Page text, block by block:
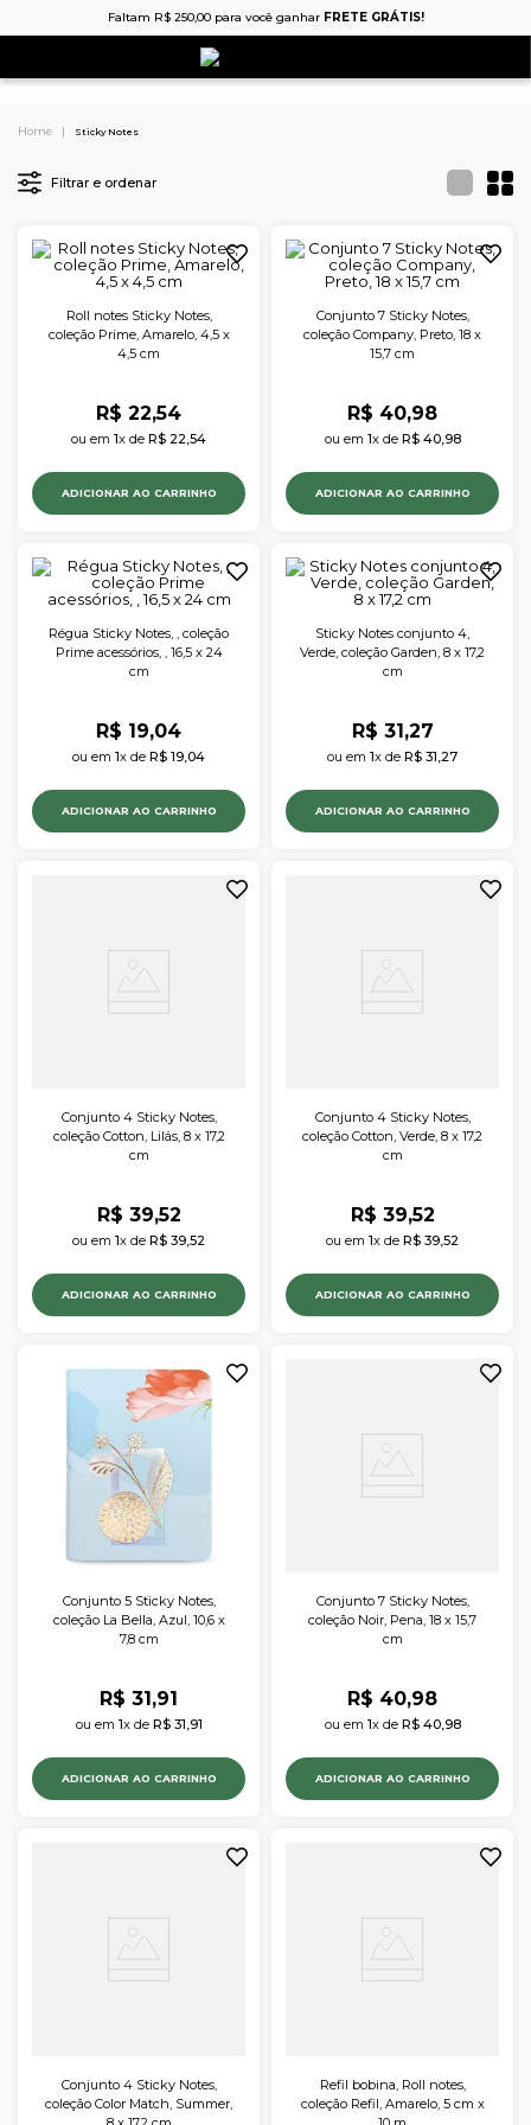
Faltam R$ 250,00para você ganhar FRETE GRÁTIS!
Sticky Notes
Filtrar e ordenar
Roll notes Sticky Notes,
coleção Prime, Amarelo, 4,5 x
4,5 cm
R$ 22,54
ou em 1x de R$ 22,54
ADICIONAR AO CARRINHO
Conjunto 7 Sticky Notes,
coleção Company, Preto, 18 x
15,7 cm
R$ 40,98
ou em 1x de R$ 40,98
ADICIONAR AO CARRINHO
Régua Sticky Notes, , coleção
Prime acessórios, , 16,5 x 24
cm
R$ 19,04
ou em 1x de R$ 19,04
ADICIONAR AO CARRINHO
Sticky Notes conjunto 4,
Verde, coleção Garden, 8 x 17,2
cm
R$ 31,27
ou em 1x de R$ 31,27
ADICIONAR AO CARRINHO
Conjunto 4 Sticky Notes,
coleção Cotton, Lilás, 8 x 17,2
cm
R$ 39,52
ou em 1x de R$ 39,52
ADICIONAR AO CARRINHO
Conjunto 4 Sticky Notes,
coleção Cotton, Verde, 8 x 17,2
cm
R$ 39,52
ou em 1x de R$ 39,52
ADICIONAR AO CARRINHO
Conjunto 5 Sticky Notes,
coleção La Bella, Azul, 10,6 x
7,8 cm
R$ 31,91
ou em 1x de R$ 31,91
ADICIONAR AO CARRINHO
Conjunto 7 Sticky Notes,
coleção Noir, Pena, 18 x 15,7
cm
R$ 40,98
ou em 1x de R$ 40,98
ADICIONAR AO CARRINHO
Conjunto 4 Sticky Notes,
coleção Color Match, Summer,
Refil bobina, Roll notes,
coleção Refil, Amarelo, 5 cm x